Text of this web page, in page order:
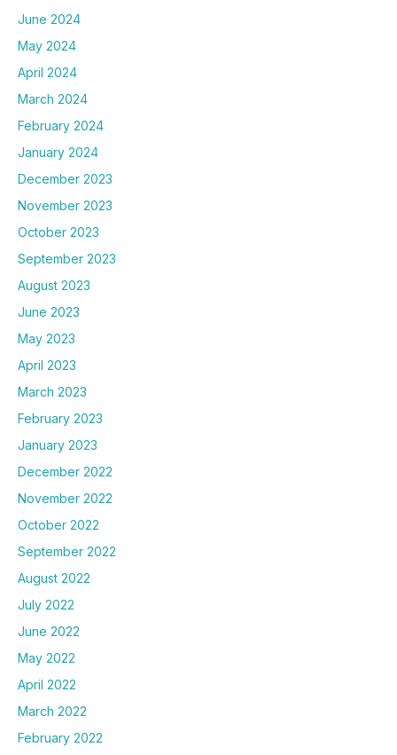
June 2024
May 2024
April 2024
March 2024
February 2024
January 2024
December 2023
November 2023
October 2023
September 2023
August 2023
June 2023
May 2023
April 2023
March 2023
February 2023
January 2023
December 2022
November 2022
October 2022
September 2022
August 2022
July 2022
June 2022
May 2022
April 2022
March 2022
February 2022